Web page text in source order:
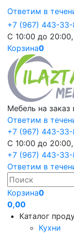
Ответим в
+7 (967) 443-33-
С 10:00 до
Корзина0
Мебель на
Ответим в
+7 (967) 443-33-
С 10:00 до
+7 (967) 443-33-
Ответим в
Корзина0
0,00
Каталог
Кухни